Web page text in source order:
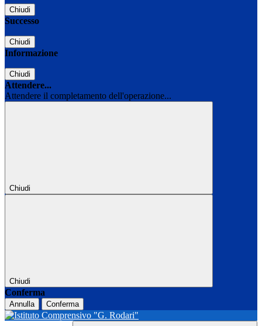
Chiudi
Successo
Chiudi
Informazione
Chiudi
Attendere...
Attendere il completamento dell'operazione...
Chiudi
Chiudi
Conferma
Annulla Conferma